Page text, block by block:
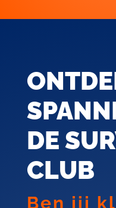
DE
CLUB
Ben jij
ultieme